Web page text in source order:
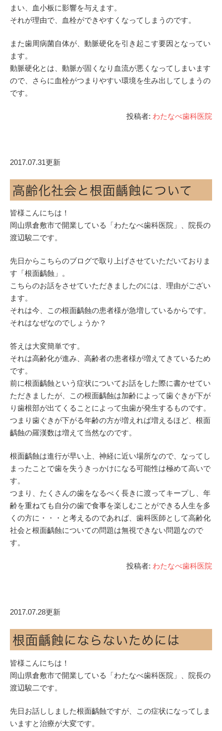
まい、血小板に影響を与えます。
それが理由で、血栓ができやすくなってしまうのです。
また歯周病菌自体が、動脈硬化を引き起こす要因となってい
ます。
動脈硬化とは、動脈が固くなり血流が悪くなってしまいます
ので、さらに血栓がつまりやすい環境を生み出してしまうの
です。
投稿者: わたなべ歯科医院
2017.07.31更新
高齢化社会と根面齲蝕について
皆様こんにちは！
岡山県倉敷市で開業している「わたなべ歯科医院」、院長の
渡辺駿二です。
先日からこちらのブログで取り上げさせていただいておりま
す「根面齲蝕」。
こちらのお話をさせていただきましたのには、理由がござい
ます。
それは今、この根面齲蝕の患者様が急増しているからです。
それはなぜなのでしょうか？
答えは大変簡単です。
それは高齢化が進み、高齢者の患者様が増えてきているため
です。
前に根面齲蝕という症状についてお話をした際に書かせてい
ただきましたが、この根面齲蝕は加齢によって歯ぐきが下が
り歯根部が出てくることによって虫歯が発生するものです。
つまり歯ぐきが下がる年齢の方が増えれば増えるほど、根面
齲蝕の羅漢数は増えて当然なのです。
根面齲蝕は進行が早い上、神経に近い場所なので、なってし
まったことで歯を失うきっかけになる可能性は極めて高いで
す。
つまり、たくさんの歯をなるべく長きに渡ってキープし、年
齢を重ねても自分の歯で食事を楽しむことができる人生を多
くの方に・・・と考えるのであれば、歯科医師として高齢化
社会と根面齲蝕についての問題は無視できない問題なので
す。
投稿者: わたなべ歯科医院
2017.07.28更新
根面齲蝕にならないためには
皆様こんにちは！
岡山県倉敷市で開業している「わたなべ歯科医院」、院長の
渡辺駿二です。
先日お話ししました根面齲蝕ですが、この症状になってしま
いますと治療が大変です。